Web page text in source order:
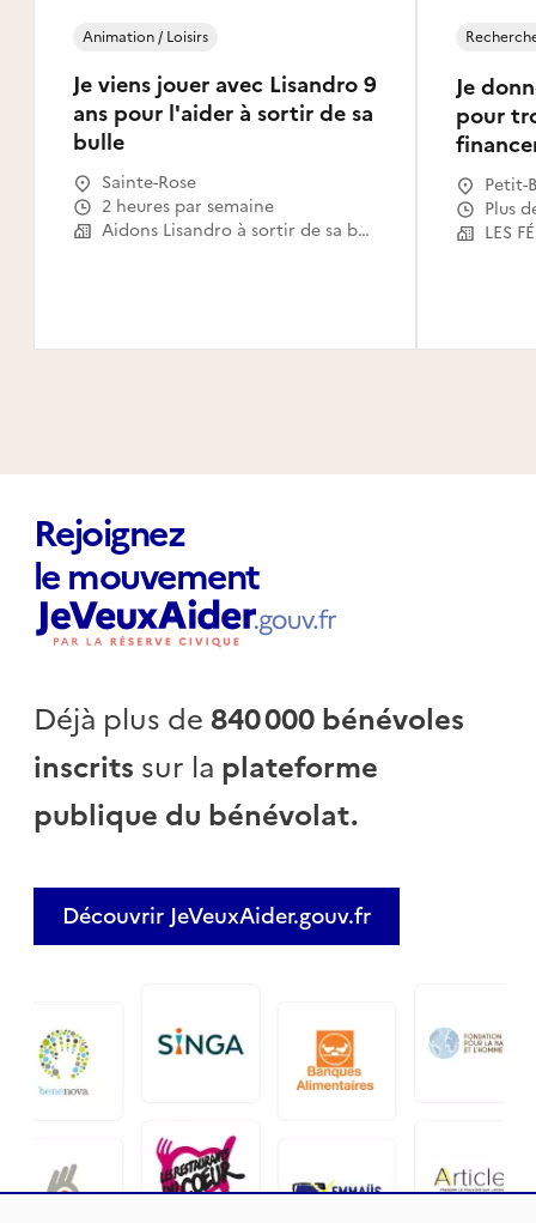
Je viens jouer avec Lisandro 9
ans pour l'aider à sortir de sa
bulle
Animation / Loisirs
Sainte-Rose
2 heures par semaine
Aidons Lisandro à sortir de sa bulle
Je
pour
Petit-
Plus
LES
Rejoignez
le mouvement
Déjà plus de840 000 bénévoles
inscrits sur la plateforme
publique du bénévolat.
Découvrir JeVeuxAider.gouv.fr